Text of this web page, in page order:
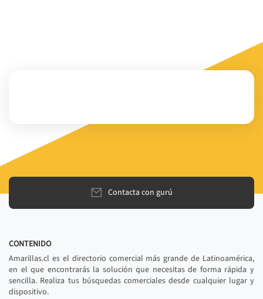
Contacta con gurú
CONTENIDO
Amarillas.cl es el directorio comercial más grande de Latinoamérica,
en el que encontrarás la solución que necesitas de forma rápida y
sencilla. Realiza tus búsquedas comerciales desde cualquier lugar y
dispositivo.